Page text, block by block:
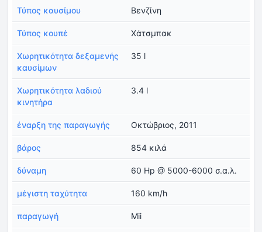
Τύπος καυσίμου Βενζίνη
Τύπος κουπέ Χάτσμπακ
Χωρητικότητα δεξαμενής
καυσίμων
35 l
Χωρητικότητα λαδιού
κινητήρα
3.4 l
έναρξη της παραγωγής Οκτώβριος, 2011
βάρος 854 κιλά
δύναμη 60 Hp @ 5000-6000 σ.α.λ.
μέγιστη ταχύτητα 160 km/h
παραγωγή Mii